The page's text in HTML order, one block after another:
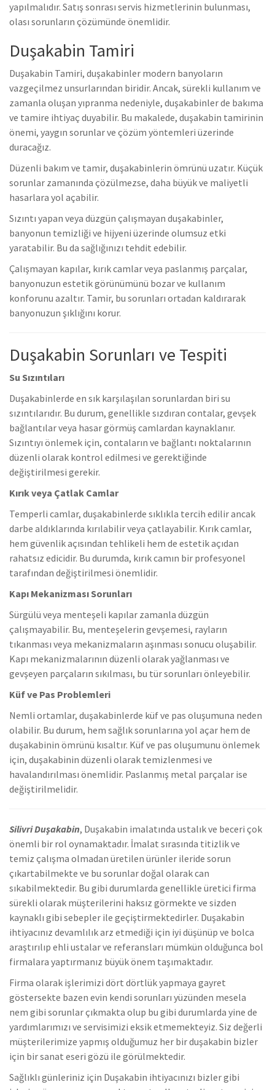
yapılmalıdır. Satış sonrası servis hizmetlerinin bulunması,
olası sorunların çözümünde önemlidir.
Duşakabin Tamiri
Duşakabin Tamiri, duşakabinler modern banyoların
vazgeçilmez unsurlarından biridir. Ancak, sürekli kullanım ve
zamanla oluşan yıpranma nedeniyle, duşakabinler de bakıma
ve tamire ihtiyaç duyabilir. Bu makalede, duşakabin tamirinin
önemi, yaygın sorunlar ve çözüm yöntemleri üzerinde
duracağız.
Düzenli bakım ve tamir, duşakabinlerin ömrünü uzatır. Küçük
sorunlar zamanında çözülmezse, daha büyük ve maliyetli
hasarlara yol açabilir.
Sızıntı yapan veya düzgün çalışmayan duşakabinler,
banyonun temizliği ve hijyeni üzerinde olumsuz etki
yaratabilir. Bu da sağlığınızı tehdit edebilir.
Çalışmayan kapılar, kırık camlar veya paslanmış parçalar,
banyonuzun estetik görünümünü bozar ve kullanım
konforunu azaltır. Tamir, bu sorunları ortadan kaldırarak
banyonuzun şıklığını korur.
Duşakabin Sorunları ve Tespiti
Su Sızıntıları
Duşakabinlerde en sık karşılaşılan sorunlardan biri su
sızıntılarıdır. Bu durum, genellikle sızdıran contalar, gevşek
bağlantılar veya hasar görmüş camlardan kaynaklanır.
Sızıntıyı önlemek için, contaların ve bağlantı noktalarının
düzenli olarak kontrol edilmesi ve gerektiğinde
değiştirilmesi gerekir.
Kırık veya Çatlak Camlar
Temperli camlar, duşakabinlerde sıklıkla tercih edilir ancak
darbe aldıklarında kırılabilir veya çatlayabilir. Kırık camlar,
hem güvenlik açısından tehlikeli hem de estetik açıdan
rahatsız edicidir. Bu durumda, kırık camın bir profesyonel
tarafından değiştirilmesi önemlidir.
Kapı Mekanizması Sorunları
Sürgülü veya menteşeli kapılar zamanla düzgün
çalışmayabilir. Bu, menteşelerin gevşemesi, rayların
tıkanması veya mekanizmaların aşınması sonucu oluşabilir.
Kapı mekanizmalarının düzenli olarak yağlanması ve
gevşeyen parçaların sıkılması, bu tür sorunları önleyebilir.
Küf ve Pas Problemleri
Nemli ortamlar, duşakabinlerde küf ve pas oluşumuna neden
olabilir. Bu durum, hem sağlık sorunlarına yol açar hem de
duşakabinin ömrünü kısaltır. Küf ve pas oluşumunu önlemek
için, duşakabinin düzenli olarak temizlenmesi ve
havalandırılması önemlidir. Paslanmış metal parçalar ise
değiştirilmelidir.
Silivri Duşakabin, Duşakabin imalatında ustalık ve beceri çok
önemli bir rol oynamaktadır. İmalat sırasında titizlik ve
temiz çalışma olmadan üretilen ürünler ileride sorun
çıkartabilmekte ve bu sorunlar doğal olarak can
sıkabilmektedir. Bu gibi durumlarda genellikle üretici firma
sürekli olarak müşterilerini haksız görmekte ve sizden
kaynaklı gibi sebepler ile geçiştirmektedirler. Duşakabin
ihtiyacınız devamlılık arz etmediği için iyi düşünüp ve bolca
araştırılıp ehli ustalar ve referansları mümkün olduğunca bol
firmalara yaptırmanız büyük önem taşımaktadır.
Firma olarak işlerimizi dört dörtlük yapmaya gayret
göstersekte bazen evin kendi sorunları yüzünden mesela
nem gibi sorunlar çıkmakta olup bu gibi durumlarda yine de
yardımlarımızı ve servisimizi eksik etmemekteyiz. Siz değerli
müşterilerimize yapmış olduğumuz her bir duşakabin bizler
için bir sanat eseri gözü ile görülmektedir.
Sağlıklı günleriniz için Duşakabin ihtiyacınızı bizler gibi